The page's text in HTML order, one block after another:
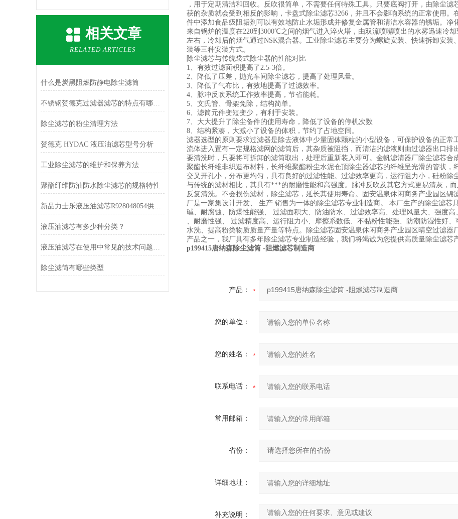
相关文章
RELATED ARTICLES
什么是炭黑阻燃防静电除尘滤筒
不锈钢贺德克过滤器滤芯的特点有哪些？
除尘滤芯的粉尘清理方法
贺德克 HYDAC 液压油滤芯型号分析
工业除尘滤芯的维护和保养方法
聚酯纤维防油防水除尘滤芯的规格特性
新品力士乐液压油滤芯R928048054供应厂家
液压油滤芯有多少种分类？
液压油滤芯在使用中常见的技术问题有哪些
除尘滤筒有哪些类型
，用于定期清洁和回收。反吹很简单，不需要任何特殊工具。只要底阀打开，由除尘滤
获的杂质就会受到相反的影响，卡盘式除尘滤芯3266，并且不会影响系统的正常使用。
件中添加食品级阻垢剂可以有效地防止水垢形成并修复金属管和清洁水容器的锈垢。净
来自锅炉的温度在220到3000℃之间的烟气进入淬火塔，由双流喷嘴喷出的水雾迅速冷
左右，冷却后的烟气通过NSK混合器。工业除尘滤芯主要分为螺旋安装、快速拆卸安装
装等三种安装方式。
除尘滤芯与传统袋式除尘器的性能对比
1、有效过滤面积提高了2.5-3倍。
2、降低了压差，抛光车间除尘滤芯，提高了处理风量。
3、降低了气布比，有效地提高了过滤效率。
4、脉冲反吹系统工作效率提高，节省能耗。
5、文氏管、骨架免除，结构简单。
6、滤筒元件变短变少，有利于安装。
7、大大提升了除尘备件的使用寿命，降低了设备的停机次数
8、结构紧凑，大减小了设备的体积，节约了占地空间。
滤器选型的原则要求过滤器是除去液体中少量固体颗粒的小型设备，可保护设备的正常
流体进入置有一定规格滤网的滤筒后，其杂质被阻挡，而清洁的滤液则由过滤器出口排
要清洗时，只要将可拆卸的滤筒取出，处理后重新装入即可。金帆滤清器厂除尘滤芯合
聚酯长纤维非织造布材料，长纤维聚酯粉尘水泥仓顶除尘器滤芯的纤维呈光滑的管状，
交叉开孔小，分布更均匀，具有良好的过滤性能。过滤效率更高，运行阻力小，硅粉除
与传统的滤材相比，其具有***的耐磨性能和高强度。脉冲反吹及其它方式更易清灰，
反复清洗。不会损伤滤材，除尘滤芯，延长其使用寿命。固安温泉休闲商务产业园区锦
厂是一家集设计开发、 生产 销售为一体的除尘滤芯专业制造商。 本厂生产的除尘滤芯
碱、耐腐蚀、防爆性能强、 过滤面积大、防油防水、过滤效率高、处理风量大、强度高
、耐磨性强、 过滤精度高、运行阻力小、摩擦系数低、不黏粉性能强、防潮防湿性好、
水洗、提高粉类物质质量产量等特点。除尘滤芯固安温泉休闲商务产业园区晴空过滤器
产品之一，我厂具有多年除尘滤芯专业制造经验，我们将竭诚为您提供高质量除尘滤芯
p199415唐纳森除尘滤筒 -阻燃滤芯制造商
产品：
您的单位：
您的姓名：
联系电话：
常用邮箱：
省份：
详细地址：
补充说明：